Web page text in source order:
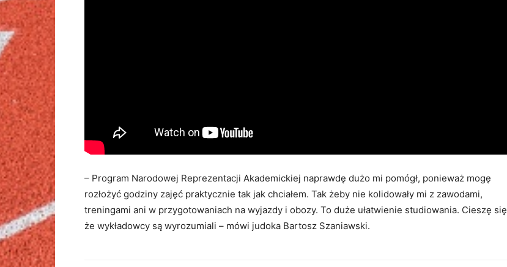
– Program Narodowej Reprezentacji Akademickiej naprawdę dużo mi pomógł, ponieważ mogę
rozłożyć godziny zajęć praktycznie tak jak chciałem. Tak żeby nie kolidowały mi z zawodami,
treningami ani w przygotowaniach na wyjazdy i obozy. To duże ułatwienie studiowania. Cieszę się
że wykładowcy są wyrozumiali – mówi judoka Bartosz Szaniawski.